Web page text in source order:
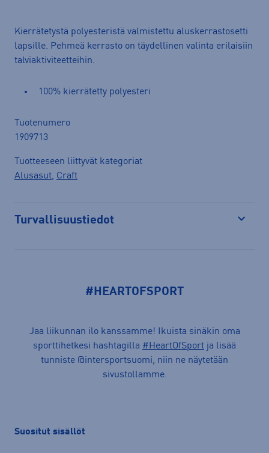
Kierrätetystä polyesteristä valmistettu aluskerrastosetti
lapsille. Pehmeä kerrasto on täydellinen valinta erilaisiin
talviaktiviteetteihin.
100% kierrätetty polyesteri
Tuotenumero
1909713
Tuotteeseen liittyvät kategoriat
Alusasut, Craft
Turvallisuustiedot
#HEARTOFSPORT
Jaa liikunnan ilo kanssamme! Ikuista sinäkin oma
sporttihetkesi hashtagilla #HeartOfSport ja lisää
tunniste @intersportsuomi, niin ne näytetään
sivustollamme.
Suositut sisällöt